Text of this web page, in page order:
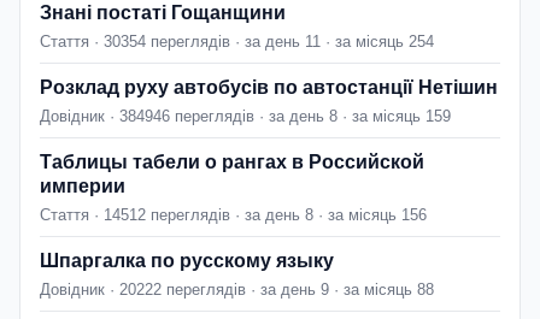
Знані постаті Гощанщини
Стаття · 30354 переглядів · за день 11 · за місяць 254
Розклад руху автобусів по автостанції Нетішин
Довідник · 384946 переглядів · за день 8 · за місяць 159
Таблицы табели о рангах в Российской
империи
Стаття · 14512 переглядів · за день 8 · за місяць 156
Шпаргалка по русскому языку
Довідник · 20222 переглядів · за день 9 · за місяць 88